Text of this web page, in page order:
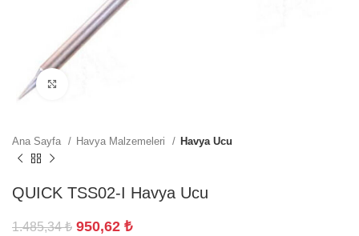
Ana Sayfa Havya Malzemeleri Havya Ucu
QUICK TSS02-I Havya Ucu
1.485,34₺ 950,62 ₺